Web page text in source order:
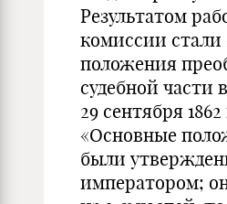
Результатом
комиссии
положения
судебной части
29 сентября 1862
«Основные
были
императором;